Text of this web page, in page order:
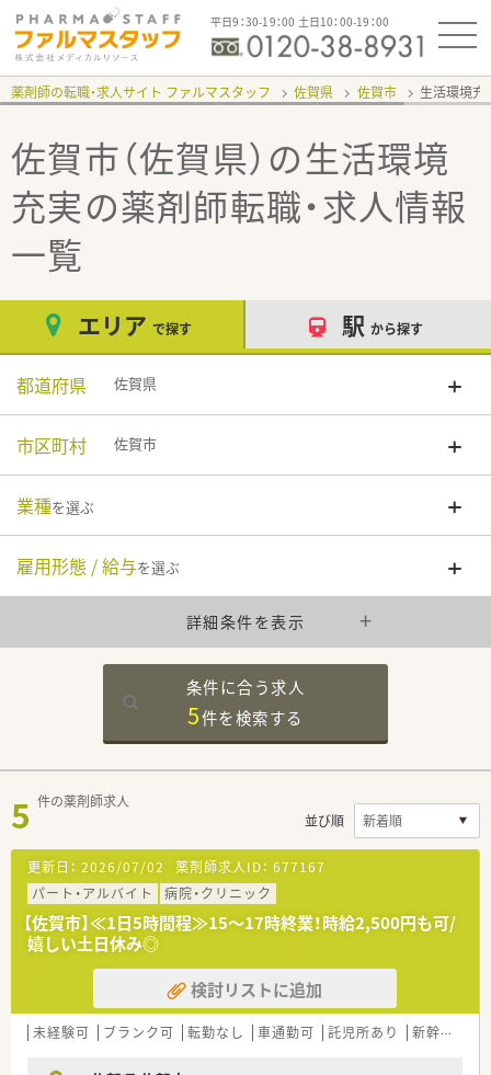
平日9：30-19：00 土日10：00-19：00
薬剤師の転職・求人サイト ファルマスタッフ 佐賀県 佐賀市 生活環境
佐賀市（佐賀県）の生活環境
充実の薬剤師転職・求人情報
一覧
エリア で探す 駅 から探す
都道府県 佐賀県
市区町村 佐賀市
業種を選ぶ
雇用形態 / 給与を選ぶ
詳細条件を表示
条件に合う求人
5件を検索する
5 件の薬剤師求人
並び順
更新日： 2026/07/02 薬剤師求人ID： 677167
パート・アルバイト
病院・クリニック
【佐賀市】≪1日5時間程≫15～17時終業！時給2,500円も可/
嬉しい土日休み◎
検討リストに追加
未経験可 ブランク可 転勤なし 車通勤可 託児所あり 新幹線近く